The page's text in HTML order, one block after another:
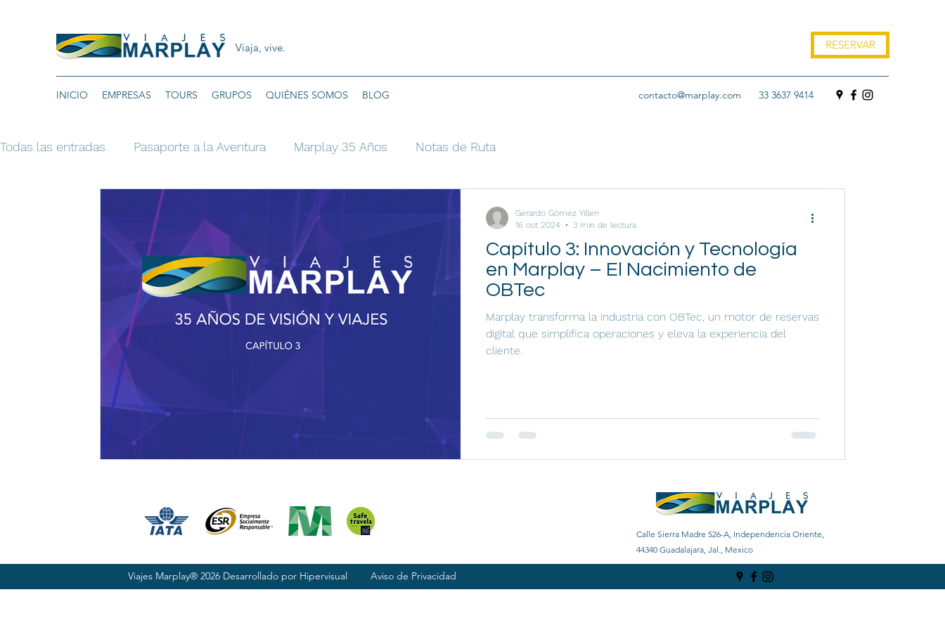
Viaja, vive. RESERVAR
INICIO EMPRESAS TOURS GRUPOS QUIÉNES SOMOS BLOG contacto@marplay.com 33 3637 9414
Todas las entradas Pasaporte a la Aventura Marplay 35 Años Notas de Ruta
Capítulo 3: Innovación y Tecnología
en Marplay – El Nacimiento de
OBTec
Marplay transforma la industria con OBTec, un motor de reservas
digital que simplifica operaciones y eleva la experiencia del
cliente.
Gerardo Gómez Yillen
16 oct 2024
3 min de lectura
Calle Sierra Madre 526-A, Independencia Oriente,
44340 Guadalajara, Jal., Mexico
Viajes Marplay® 2026 Desarrollado por Hipervisual Aviso de Privacidad